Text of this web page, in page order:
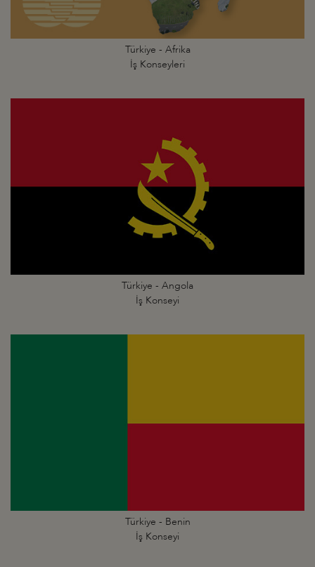
Türkiye - Afrika
İş Konseyleri
Türkiye - Angola
İş Konseyi
Türkiye - Benin
İş Konseyi